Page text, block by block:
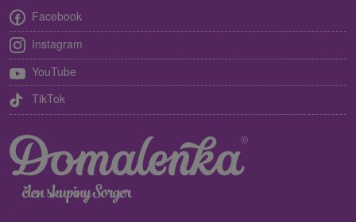
Facebook
Instagram
YouTube
TikTok